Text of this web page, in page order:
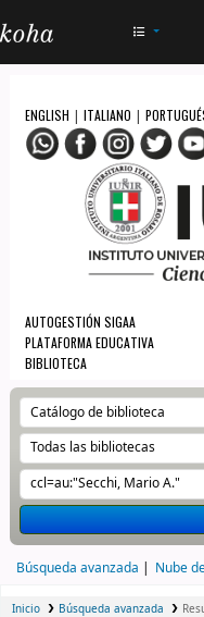
ENGLISH | ITALIANO |
AUTOGESTIÓN SIGAA
PLATAFORMA EDUCATIVA
BIBLIOTECA
Búsqueda avanzada Nube
Inicio Búsqueda avanzada